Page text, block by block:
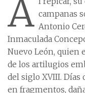
A campanas
Antonio
Inmaculada
Nuevo León, quien
de los artilugios
del siglo XVIII. Días
en fragmentos,